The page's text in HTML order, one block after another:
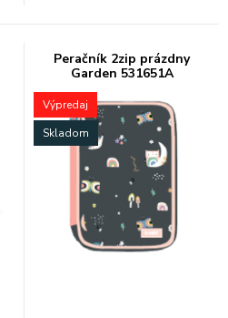
Peračník 2zip prázdny
Garden 531651A
Výpredaj
Skladom